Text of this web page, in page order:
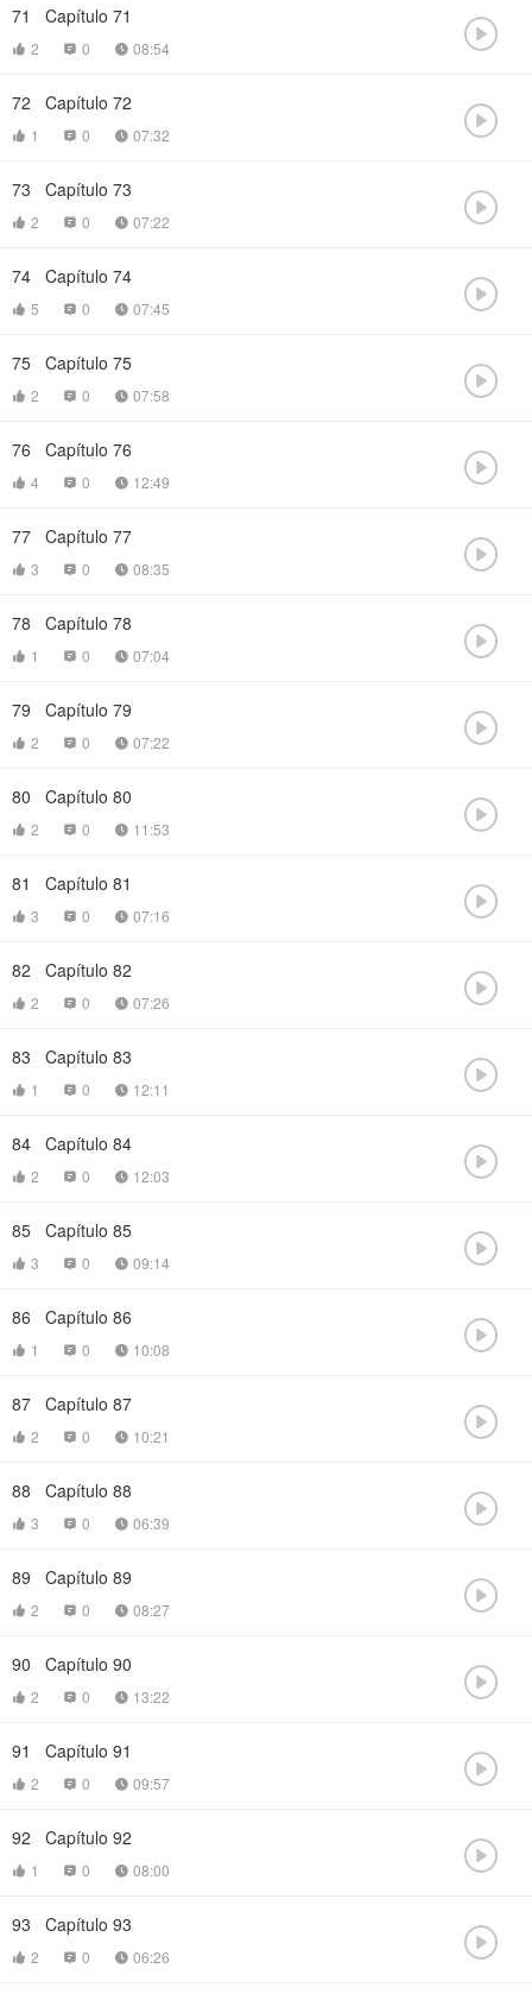
71 Capítulo 71
 2  0  08:54 
72 Capítulo 72
 1  0  07:32 
73 Capítulo 73
 2  0  07:22 
74 Capítulo 74
 5  0  07:45 
75 Capítulo 75
 2  0  07:58 
76 Capítulo 76
 4  0  12:49 
77 Capítulo 77
 3  0  08:35 
78 Capítulo 78
 1  0  07:04 
79 Capítulo 79
 2  0  07:22 
80 Capítulo 80
 2  0  11:53 
81 Capítulo 81
 3  0  07:16 
82 Capítulo 82
 2  0  07:26 
83 Capítulo 83
 1  0  12:11 
84 Capítulo 84
 2  0  12:03 
85 Capítulo 85
 3  0  09:14 
86 Capítulo 86
 1  0  10:08 
87 Capítulo 87
 2  0  10:21 
88 Capítulo 88
 3  0  06:39 
89 Capítulo 89
 2  0  08:27 
90 Capítulo 90
 2  0  13:22 
91 Capítulo 91
 2  0  09:57 
92 Capítulo 92
 1  0  08:00 
93 Capítulo 93
 2  0  06:26 